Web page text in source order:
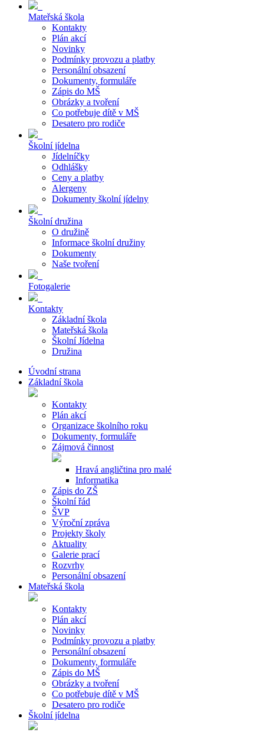
Mateřská škola
Kontakty
Plán akcí
Novinky
Podmínky provozu a platby
Personální obsazení
Dokumenty, formuláře
Zápis do MŠ
Obrázky a tvoření
Co potřebuje dítě v MŠ
Desatero pro rodiče
Školní jídelna
Jídelníčky
Odhlášky
Ceny a platby
Alergeny
Dokumenty školní jídelny
Školní družina
O družině
Informace školní družiny
Dokumenty
Naše tvoření
Fotogalerie
Kontakty
Základní škola
Mateřská škola
Školní Jídelna
Družina
Úvodní strana
Základní škola
Kontakty
Plán akcí
Organizace školního roku
Dokumenty, formuláře
Zájmová činnost
Hravá angličtina pro malé
Informatika
Zápis do ZŠ
Školní řád
ŠVP
Výroční zpráva
Projekty školy
Aktuality
Galerie prací
Rozvrhy
Personální obsazení
Mateřská škola
Kontakty
Plán akcí
Novinky
Podmínky provozu a platby
Personální obsazení
Dokumenty, formuláře
Zápis do MŠ
Obrázky a tvoření
Co potřebuje dítě v MŠ
Desatero pro rodiče
Školní jídelna